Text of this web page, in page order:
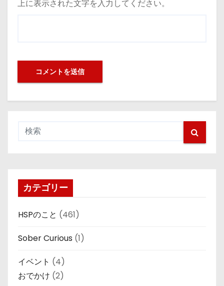
上に表示された文字を入力してください。
カテゴリー
HSPのこと (461)
Sober Curious (1)
イベント (4)
おでかけ (2)